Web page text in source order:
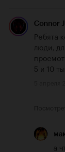
Connor
Ребята
люди,
5 и 10
а